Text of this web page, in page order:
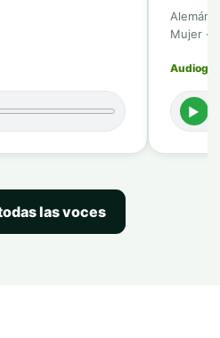
Alemán
Mujer ·
►
las voces